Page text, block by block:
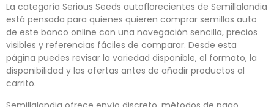
La categoría Serious Seeds autoflorecientes de Semillalandia
está pensada para quienes quieren comprar semillas auto
de este banco online con una navegación sencilla, precios
visibles y referencias fáciles de comparar. Desde esta
página puedes revisar la variedad disponible, el formato, la
disponibilidad y las ofertas antes de añadir productos al
carrito.